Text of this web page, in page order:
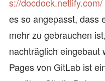
es so angepasst, dass
mehr zu gebrauchen
nachträglich eingebaut
Pages von GitLab ist